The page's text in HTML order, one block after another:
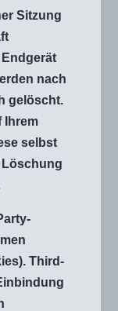
Sitzung
nach
gelöscht.
Ihrem
selbst
Löschung
Third-